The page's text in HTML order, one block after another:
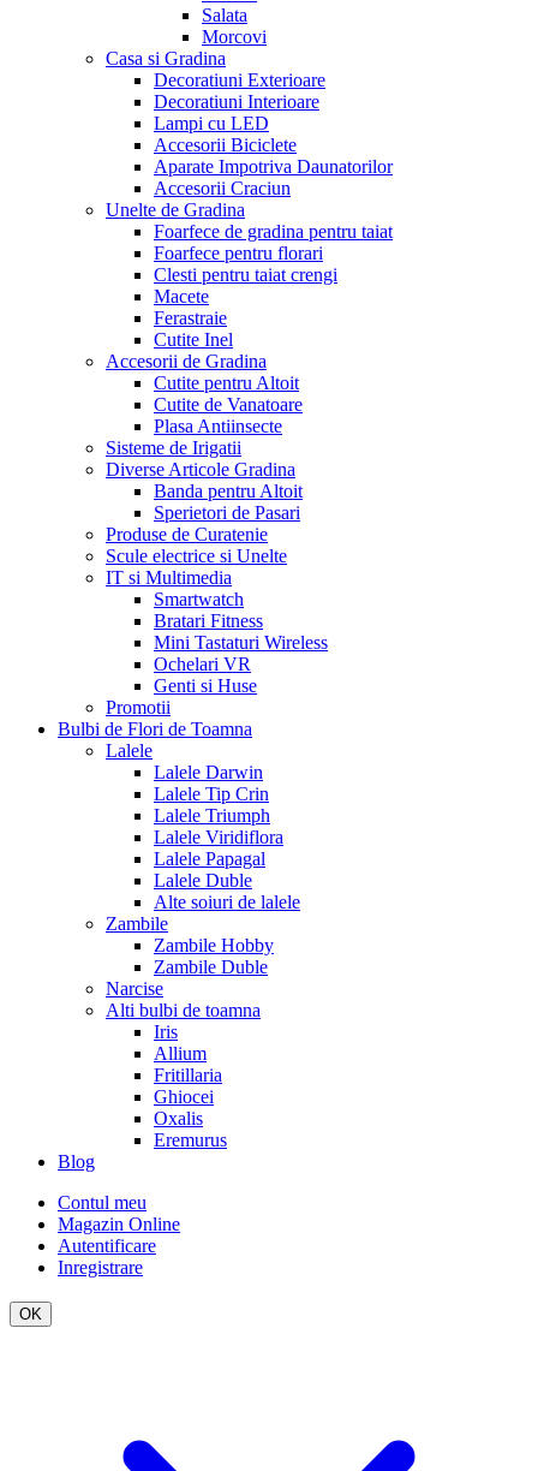
Salata
Morcovi
Casa si Gradina
Decoratiuni Exterioare
Decoratiuni Interioare
Lampi cu LED
Accesorii Biciclete
Aparate Impotriva Daunatorilor
Accesorii Craciun
Unelte de Gradina
Foarfece de gradina pentru taiat
Foarfece pentru florari
Clesti pentru taiat crengi
Macete
Ferastraie
Cutite Inel
Accesorii de Gradina
Cutite pentru Altoit
Cutite de Vanatoare
Plasa Antiinsecte
Sisteme de Irigatii
Diverse Articole Gradina
Banda pentru Altoit
Sperietori de Pasari
Produse de Curatenie
Scule electrice si Unelte
IT si Multimedia
Smartwatch
Bratari Fitness
Mini Tastaturi Wireless
Ochelari VR
Genti si Huse
Promotii
Bulbi de Flori de Toamna
Lalele
Lalele Darwin
Lalele Tip Crin
Lalele Triumph
Lalele Viridiflora
Lalele Papagal
Lalele Duble
Alte soiuri de lalele
Zambile
Zambile Hobby
Zambile Duble
Narcise
Alti bulbi de toamna
Iris
Allium
Fritillaria
Ghiocei
Oxalis
Eremurus
Blog
Contul meu
Magazin Online
Autentificare
Inregistrare
OK